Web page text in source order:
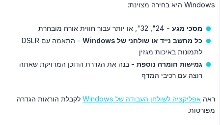
Windows היא בחירה מצוינת:
מסכי מגע - 24", 32", או יותר עבור חווית אורח מובחרת
כל מחשב נייד או שולחני של Windows
- התאמה עם DSLR
לתמונות באיכות מגזין
גמישות חומרה נוספת - בנה את הגדרת הדוכן המדויקת שאתה
רוצה עם רכיבי המדף
ראה אפליקציה לשולחן העבודה של Windows
לקבלת הוראות הגדרה
מפורטות.